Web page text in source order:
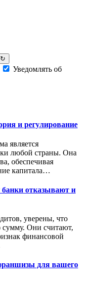
↻
Уведомлять об
и регулирование
является
любой страны. Она
обеспечивая
капитала…
банки отказывают и
уверены, что
сумму. Они считают,
финансовой
для вашего